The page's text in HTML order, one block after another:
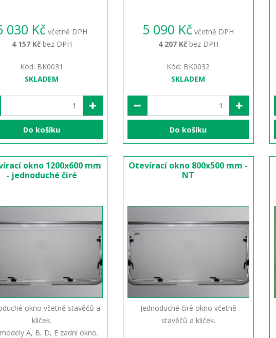
030 Kč včetně DPH
4 157 Kčbez DPH
Kód: BK0031
SKLADEM
Do košíku
5 090 Kč včetně DPH
4 207 Kčbez DPH
Kód: BK0032
SKLADEM
Do košíku
okno 1200x600 mm
- jednoduché čiré
okno včetně stavěčů a
kliček.
A, B, D, E zadní okno.
Otevírací okno 800x500 mm -
NT
Jednoduché čiré okno včetně
stavěčů a kliček.